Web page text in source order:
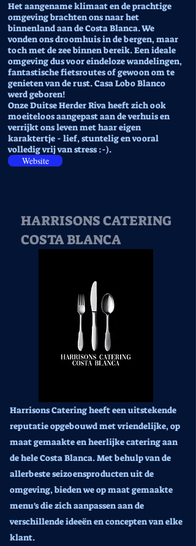
Het aangename klimaat en de prachtige
omgeving brachten ons naar het
binnenland aan de Costa Blanca. We
vonden ons droomhuis in de bergen, maar
toch met de zee binnen bereik. Een ideale
omgeving dus voor eindeloze wandelingen,
fantastische fietsroutes of gewoon om te
genieten van de rust. Casa Lobo Blanco
werd geboren!
Onze Duitse Herder Riva heeft zich ook
moeiteloos aangepast aan de verhuis en
verrijkt ons leven met haar eigen
karaktertje - lief, stuntelig en vooral
volledig vrij van stress :-).
Website
HARRISONS CATERING
COSTA BLANCA
Harrisons Catering heeft een uitstekende
reputatie opgebouwd met vriendelijke, op
maat gemaakte en heerlijke catering aan
de hele Costa Blanca. Met behulp van de
allerbeste seizoensproducten uit de
omgeving, bieden we op maat gemaakte
menu's die zich aanpassen aan de
verschillende ideeën en concepten van elke
klant.